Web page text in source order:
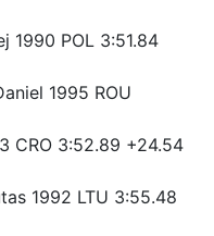
1990 POL 3:51.84
1995 ROU
CRO 3:52.89 +24.54
1992 LTU 3:55.48